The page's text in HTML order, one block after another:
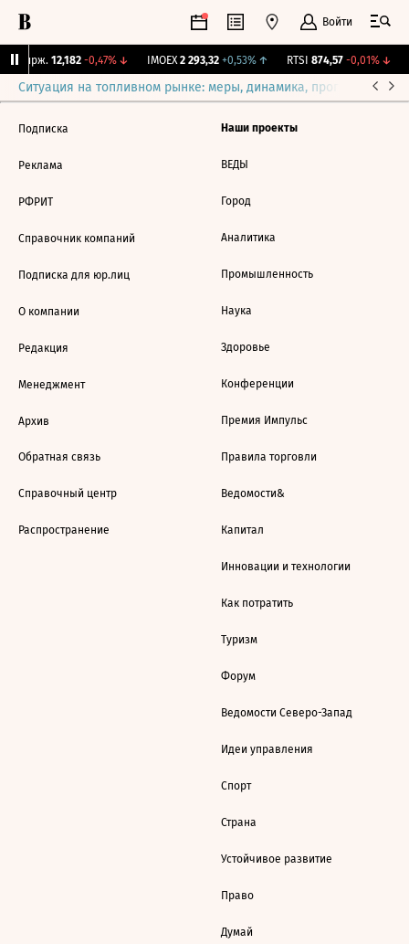
Войти
Бирж. 12,182 -0,47%↓ IMOEX 2 293,32 +0,53%↑ RTSI 874,57 -0,01%↓
Ситуация на топливном рынке: меры, динамика, прогнозы
Подписка
Реклама
РФРИТ
Справочник компаний
Подписка для юр.лиц
О компании
Редакция
Менеджмент
Архив
Обратная связь
Справочный центр
Распространение
Наши проекты
ВЕДЫ
Город
Аналитика
Промышленность
Наука
Здоровье
Конференции
Премия Импульс
Правила торговли
Ведомости&
Капитал
Инновации и технологии
Как потратить
Туризм
Форум
Ведомости Северо-Запад
Идеи управления
Спорт
Страна
Устойчивое развитие
Право
Думай